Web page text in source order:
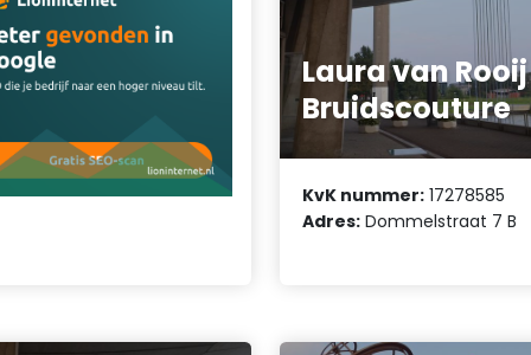
Laura van Rooij
Bruidscouture
KvK nummer: 17278585
Adres: Dommelstraat 7 B